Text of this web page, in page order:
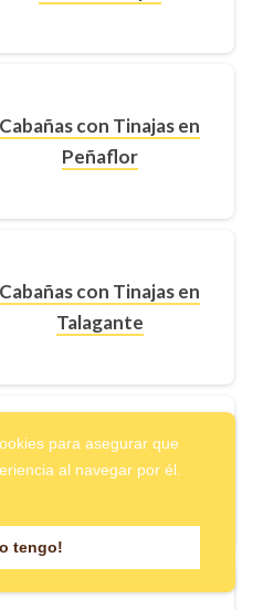
Cabañas con Tinajas en
Peñaflor
Cabañas con Tinajas en
Talagante
Cabañas con Tinajas en
para asegurar que
al navegar por él.
tengo!